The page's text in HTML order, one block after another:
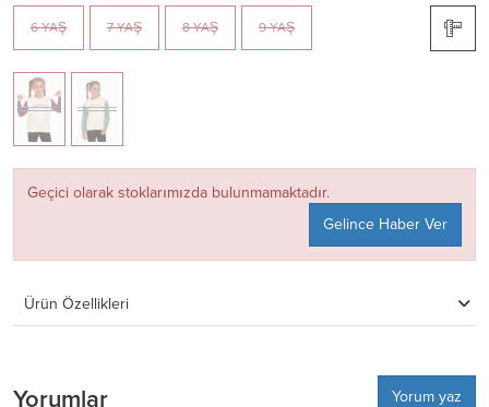
6 YAŞ 7 YAŞ 8 YAŞ 9 YAŞ
Geçici olarak stoklarımızda bulunmamaktadır.
Gelince Haber Ver
Ürün Özellikleri
Yorumlar
Yorum yaz